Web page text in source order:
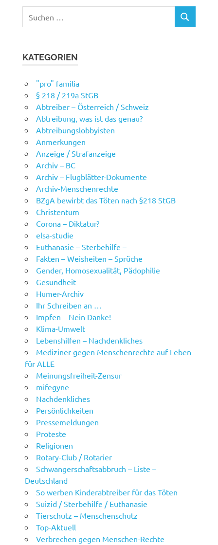
nach:
SUCHEN
KATEGORIEN
"pro" familia
§ 218 / 219a StGB
Abtreiber – Österreich / Schweiz
Abtreibung, was ist das genau?
Abtreibungslobbyisten
Anmerkungen
Anzeige / Strafanzeige
Archiv – BC
Archiv – Flugblätter-Dokumente
Archiv-Menschenrechte
BZgA bewirbt das Töten nach §218 StGB
Christentum
Corona – Diktatur?
elsa-studie
Euthanasie – Sterbehilfe –
Fakten – Weisheiten – Sprüche
Gender, Homosexualität, Pädophilie
Gesundheit
Humer-Archiv
Ihr Schreiben an …
Impfen – Nein Danke!
Klima-Umwelt
Lebenshilfen – Nachdenkliches
Mediziner gegen Menschenrechte auf Leben
für ALLE
Meinungsfreiheit-Zensur
mifegyne
Nachdenkliches
Persönlichkeiten
Pressemeldungen
Proteste
Religionen
Rotary-Club / Rotarier
Schwangerschaftsabbruch – Liste –
Deutschland
So werben Kinderabtreiber für das Töten
Suizid / Sterbehilfe / Euthanasie
Tierschutz – Menschenschutz
Top-Aktuell
Verbrechen gegen Menschen-Rechte